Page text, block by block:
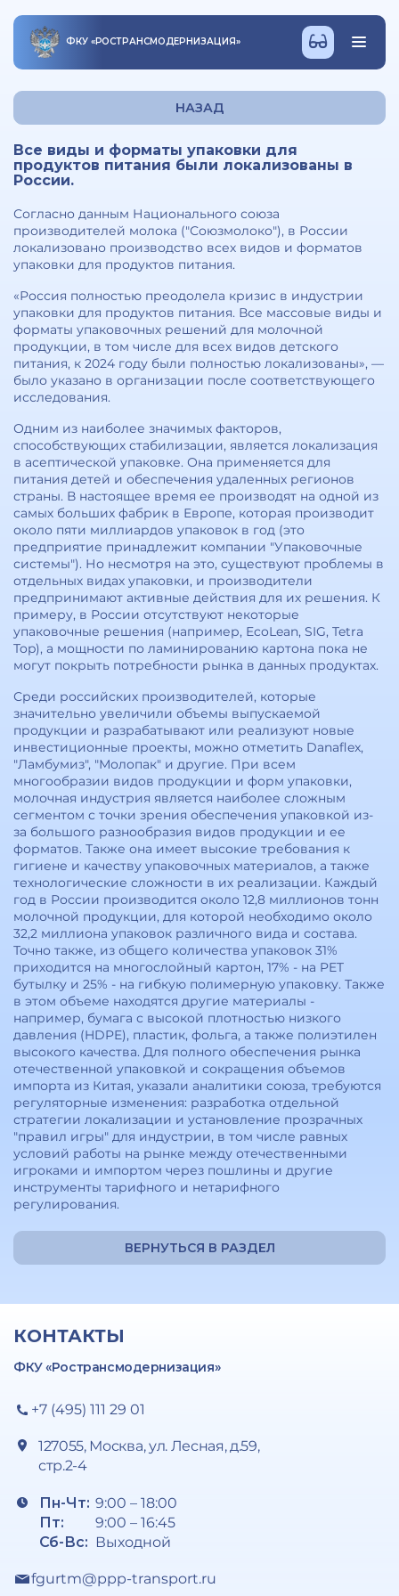
ФКУ «РОСТРАНСМОДЕРНИЗАЦИЯ»
НАЗАД
Все виды и форматы упаковки для
продуктов питания были локализованы в
России.
Согласно данным Национального союза
производителей молока ("Союзмолоко"), в России
локализовано производство всех видов и форматов
упаковки для продуктов питания.
«Россия полностью преодолела кризис в индустрии
упаковки для продуктов питания. Все массовые виды и
форматы упаковочных решений для молочной
продукции, в том числе для всех видов детского
питания, к 2024 году были полностью локализованы», —
было указано в организации после соответствующего
исследования.
Одним из наиболее значимых факторов,
способствующих стабилизации, является локализация
в асептической упаковке. Она применяется для
питания детей и обеспечения удаленных регионов
страны. В настоящее время ее производят на одной из
самых больших фабрик в Европе, которая производит
около пяти миллиардов упаковок в год (это
предприятие принадлежит компании "Упаковочные
системы"). Но несмотря на это, существуют проблемы в
отдельных видах упаковки, и производители
предпринимают активные действия для их решения. К
примеру, в России отсутствуют некоторые
упаковочные решения (например, EcoLean, SIG, Tetra
Top), а мощности по ламинированию картона пока не
могут покрыть потребности рынка в данных продуктах.
Среди российских производителей, которые
значительно увеличили объемы выпускаемой
продукции и разрабатывают или реализуют новые
инвестиционные проекты, можно отметить Danaflex,
"Ламбумиз", "Молопак" и другие. При всем
многообразии видов продукции и форм упаковки,
молочная индустрия является наиболее сложным
сегментом с точки зрения обеспечения упаковкой из-
за большого разнообразия видов продукции и ее
форматов. Также она имеет высокие требования к
гигиене и качеству упаковочных материалов, а также
технологические сложности в их реализации. Каждый
год в России производится около 12,8 миллионов тонн
молочной продукции, для которой необходимо около
32,2 миллиона упаковок различного вида и состава.
Точно также, из общего количества упаковок 31%
приходится на многослойный картон, 17% - на PET
бутылку и 25% - на гибкую полимерную упаковку. Также
в этом объеме находятся другие материалы -
например, бумага с высокой плотностью низкого
давления (HDPE), пластик, фольга, а также полиэтилен
высокого качества. Для полного обеспечения рынка
отечественной упаковкой и сокращения объемов
импорта из Китая, указали аналитики союза, требуются
регуляторные изменения: разработка отдельной
стратегии локализации и установление прозрачных
"правил игры" для индустрии, в том числе равных
условий работы на рынке между отечественными
игроками и импортом через пошлины и другие
инструменты тарифного и нетарифного
регулирования.
ВЕРНУТЬСЯ В РАЗДЕЛ
КОНТАКТЫ
ФКУ «Ространсмодернизация»
+7 (495) 111 29 01
127055, Москва, ул. Лесная, д.59,
стр.2-4
Пн-Чт:
Пт:
Сб-Вс:
9:00 – 18:00
9:00 – 16:45
Выходной
fgurtm@ppp-transport.ru